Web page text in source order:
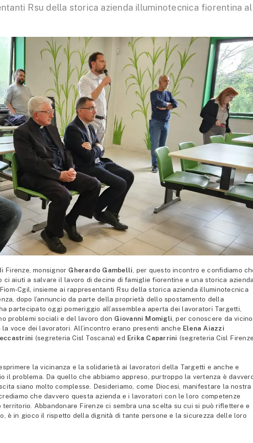
Rsu della storica azienda illuminotecnica fiorentina al
Firenze, monsignor Gherardo Gambelli , per questo incontro e confidiamo
ci aiuti a salvare il lavoro di decine di famiglie fiorentine e una storica azienda
Cgil, insieme ai rappresentanti Rsu della storica azienda illuminotecnica
dopo l’annuncio da parte della proprietà dello spostamento della
partecipato oggi pomeriggio all’assemblea aperta dei lavoratori Targetti,
problemi sociali e del lavoro don Giovanni Momigli , per conoscere da vicino
voce dei lavoratori. All’incontro erano presenti anche Elena Aiazzi
(segreteria Cisl Toscana) ed Erika Caparrini (segreteria Cisl Firenze
la vicinanza e la solidarietà ai lavoratori della Targetti e anche e
il problema. Da quello che abbiamo appreso, purtroppo la vertenza è
siano molto complesse. Desideriamo, come Diocesi, manifestare la nostra
che davvero questa azienda e i lavoratori con le loro competenze
Abbandonare Firenze ci sembra una scelta su cui si può riflettere e
è in gioco il rispetto della dignità di tante persone e la sicurezza delle loro